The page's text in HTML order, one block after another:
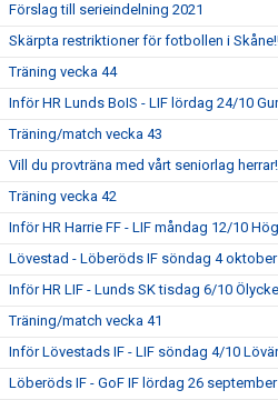
Förslag till serieindelning 2021
Skärpta restriktioner för fotbollen i
Träning vecka 44
Inför HR Lunds BoIS - LIF lördag 24/10
Träning/match vecka 43
Vill du provträna med vårt seniorlag herrar!
Träning vecka 42
Inför HR Harrie FF - LIF måndag 12/10
Lövestad - Löberöds IF söndag 4 oktober
Inför HR LIF - Lunds SK tisdag 6/10
Träning/match vecka 41
Inför Lövestads IF - LIF söndag 4/10
Löberöds IF - GoF IF lördag 26 september